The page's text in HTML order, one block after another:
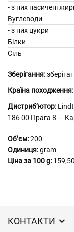
- з них насичені
Вуглеводи
- з них цукри
Білки
Сіль
Зберігання:
Країна походження:
Дистриб’ютор:
186 00 Прага 8 —
Обʼєм:200
Одиниця:gram
Ціна за 100 g:
КОНТАКТИ